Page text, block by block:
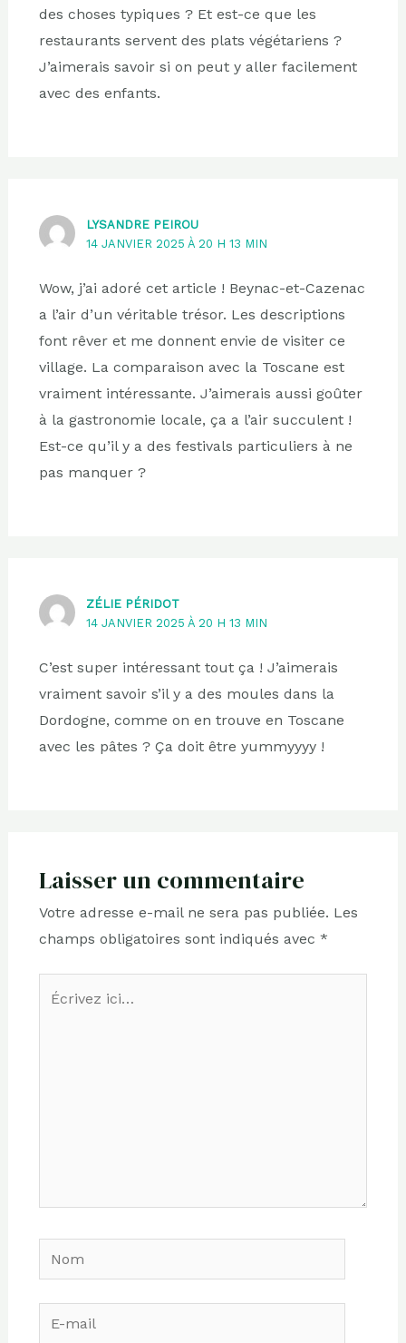
des choses typiques ? Et est-ce que les
restaurants servent des plats végétariens ?
J’aimerais savoir si on peut y aller facilement
avec des enfants.
LYSANDRE PEIROU
14 JANVIER 2025 À 20 H 13 MIN
Wow, j’ai adoré cet article ! Beynac-et-Cazenac
a l’air d’un véritable trésor. Les descriptions
font rêver et me donnent envie de visiter ce
village. La comparaison avec la Toscane est
vraiment intéressante. J’aimerais aussi goûter
à la gastronomie locale, ça a l’air succulent !
Est-ce qu’il y a des festivals particuliers à ne
pas manquer ?
ZÉLIE PÉRIDOT
14 JANVIER 2025 À 20 H 13 MIN
C’est super intéressant tout ça ! J’aimerais
vraiment savoir s’il y a des moules dans la
Dordogne, comme on en trouve en Toscane
avec les pâtes ? Ça doit être yummyyyy !
Laisser un commentaire
Votre adresse e-mail ne sera pas publiée. Les
champs obligatoires sont indiqués avec *
Nom
E-